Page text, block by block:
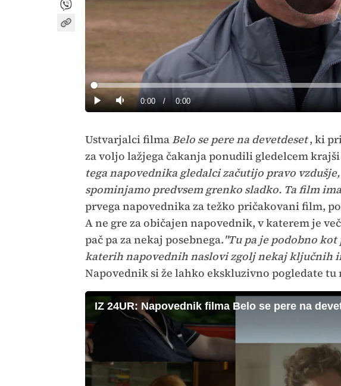
Predvajaj
Tiho Current
0:00 / Duration
0:00
Loaded:
0%
Ustvarjalci filmaBelo se pere na devetdeset, ki
za voljo lažjega čakanja ponudili gledelcem
tega napovednika gledalci začutijo pravo
spominjamo predvsem grenko sladko. Ta film
prvega napovednika za težko pričakovani film,
A ne gre za običajen napovednik, v katerem je
pač pa za nekaj posebnega."Tu pa je podobno
katerih napovednih naslovi zgolj nekaj ključnih
Napovednik si že lahko ekskluzivno pogledate
IZ 24UR: Napovednik filma Belo se pere na